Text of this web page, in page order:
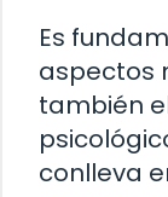
Es
aspectos
también
conlleva